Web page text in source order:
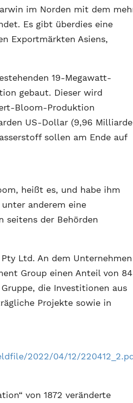
im Norden mit dem
Es gibt überdies eine
Exportmärkten Asiens,
19-Megawatt-
gebaut. Dieser wird
Bloom-Produktion
US-Dollar (9,96
sollen am Ende auf
heißt es, und habe ihm
anderem eine
seitens der Behörden
Ltd. An dem Unternehmen
Group einen Anteil von 84
die Investitionen aus
Projekte sowie in
2022/04/12/
von 1872 veränderte